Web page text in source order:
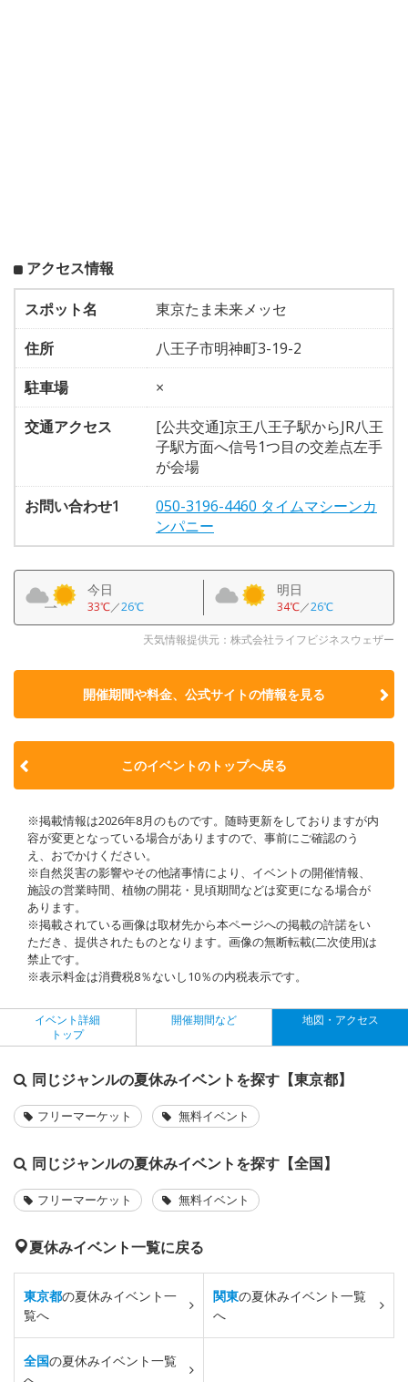
アクセス情報
スポット名
東京たま未来メッセ
住所
八王子市明神町3-19-2
駐車場
×
交通アクセス
[公共交通]京王八王子駅からJR八王
子駅方面へ信号1つ目の交差点左手
が会場
お問い合わせ1
050-3196-4460 タイムマシーンカ
ンパニー
今日
33℃／26℃
明日
34℃／26℃
天気情報提供元：株式会社ライフビジネスウェザー
開催期間や料金、公式サイトの情報を見る
このイベントのトップへ戻る
※掲載情報は2026年8月のものです。随時更新をしておりますが内
容が変更となっている場合がありますので、事前にご確認のう
え、おでかけください。
※自然災害の影響やその他諸事情により、イベントの開催情報、
施設の営業時間、植物の開花・見頃期間などは変更になる場合が
あります。
※掲載されている画像は取材先から本ページへの掲載の許諾をい
ただき、提供されたものとなります。画像の無断転載(二次使用)は
禁止です。
※表示料金は消費税8％ないし10％の内税表示です。
イベント詳細
トップ
開催期間など 地図・アクセス
同じジャンルの夏休みイベントを探す【東京都】
フリーマーケット 無料イベント
同じジャンルの夏休みイベントを探す【全国】
フリーマーケット 無料イベント
夏休みイベント一覧に戻る
東京都の夏休みイベント一
覧へ
関東の夏休みイベント一覧
へ
全国の夏休みイベント一覧